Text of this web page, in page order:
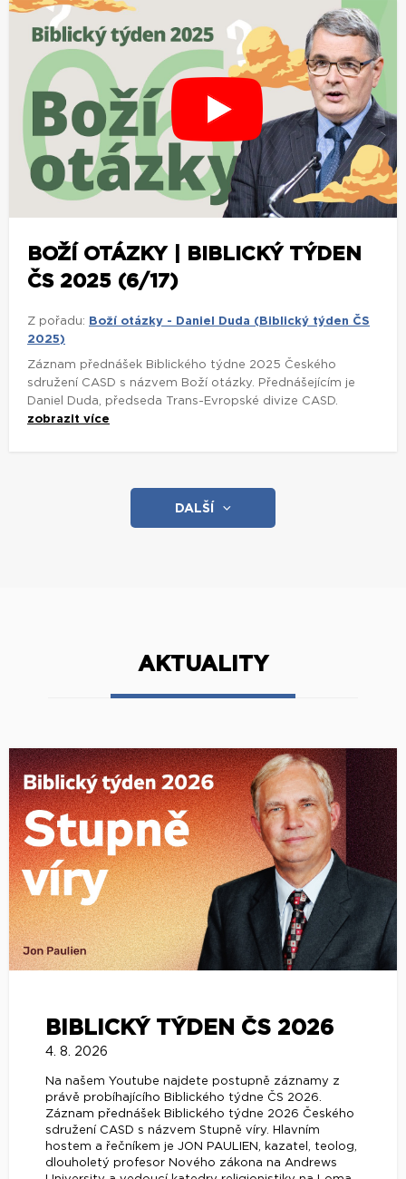
BOŽÍ OTÁZKY | BIBLICKÝ TÝDEN
ČS 2025 (6/17)
Z pořadu:
Boží otázky - Daniel Duda (Biblický týden ČS
2025)
Záznam přednášek Biblického týdne 2025 Českého
sdružení CASD s názvem Boží otázky. Přednášejícím je
Daniel Duda, předseda Trans-Evropské divize CASD.
zobrazit více
DALŠÍ
AKTUALITY
BIBLICKÝ TÝDEN ČS 2026
4. 8. 2026
Na našem Youtube najdete postupně záznamy z
právě probíhajícího Biblického týdne ČS 2026.
Záznam přednášek Biblického týdne 2026 Českého
sdružení CASD s názvem Stupně víry. Hlavním
hostem a řečníkem je JON PAULIEN, kazatel, teolog,
dlouholetý profesor Nového zákona na Andrews